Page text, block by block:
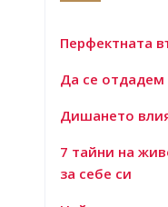
Перфектната
Да се
Дишането
7 тайни на
за себе си